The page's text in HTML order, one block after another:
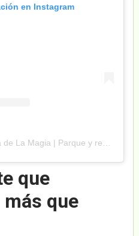
en Instagram
que
que